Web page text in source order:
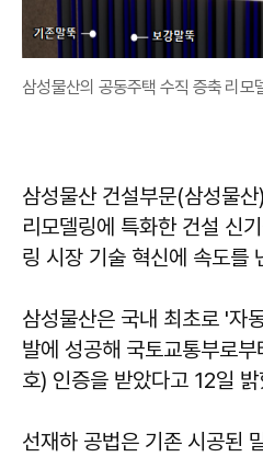
삼성물산의 공동주택 수직 증축 리
삼성물산 건설부문(삼성물
리모델링에 특화한 건설 신
링 시장 기술 혁신에 속도를
삼성물산은 국내 최초로 '자
발에 성공해 국토교통부로
호) 인증을 받았다고 12일 밝
선재하 공법은 기존 시공된